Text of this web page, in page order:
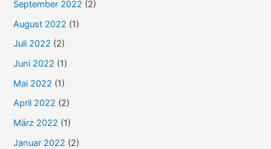
September 2022 (2)
August 2022 (1)
Juli 2022 (2)
Juni 2022 (1)
Mai 2022 (1)
April 2022 (2)
März 2022 (1)
Januar 2022 (2)